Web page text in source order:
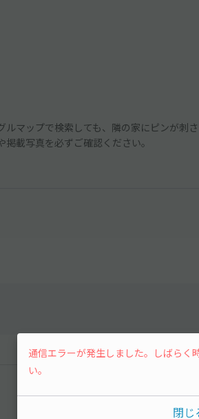
マップで検索しても、隣の家にピンが刺さ
載写真を必ずご確認ください。
水 木
通信エラーが発生しました。しばらく
い。
閉じ